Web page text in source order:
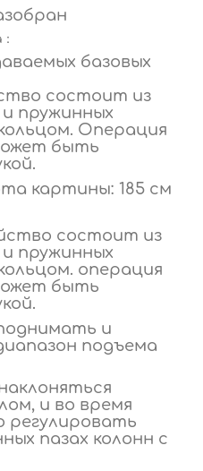
базовых
состоит из
пружинных
Операция
быть
картины: 185 см
состоит из
пружинных
операция
быть
и
подъема
и во время
регулировать
пазах колонн с